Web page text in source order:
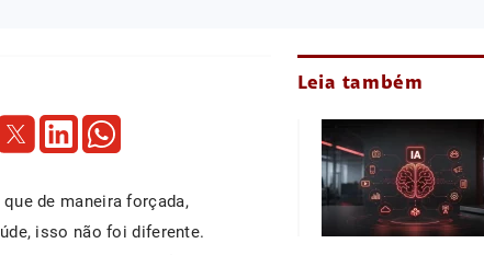
de maneira forçada,
isso não foi diferente.
Leia também